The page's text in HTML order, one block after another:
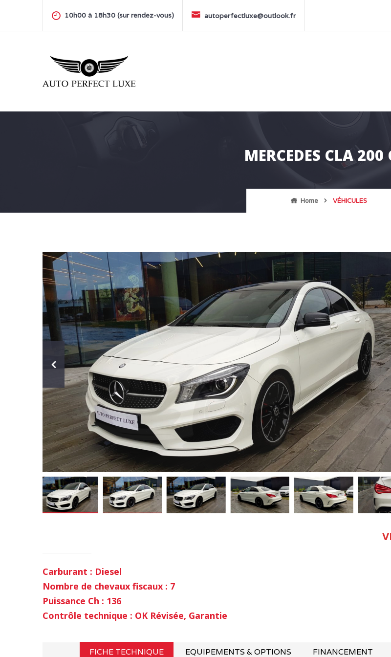
10h00 à 18h30 (sur rendez-vous) autoperfectluxe@outlook.fr
AUTO PERFECT LUXE
MERCEDES CLA 200
Home VÉHICULES
Carburant : Diesel
Nombre de chevaux fiscaux : 7
Puissance Ch : 136
Contrôle technique : OK Révisée, Garantie
FICHE TECHNIQUE EQUIPEMENTS & OPTIONS FINANCEMENT